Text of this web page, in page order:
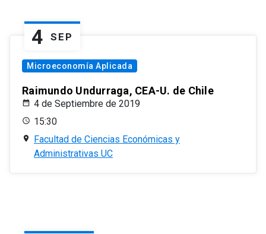
4 SEP
Microeconomía Aplicada
Raimundo Undurraga, CEA-U. de Chile
4 de Septiembre de 2019
15:30
Facultad de Ciencias Económicas y
Administrativas UC